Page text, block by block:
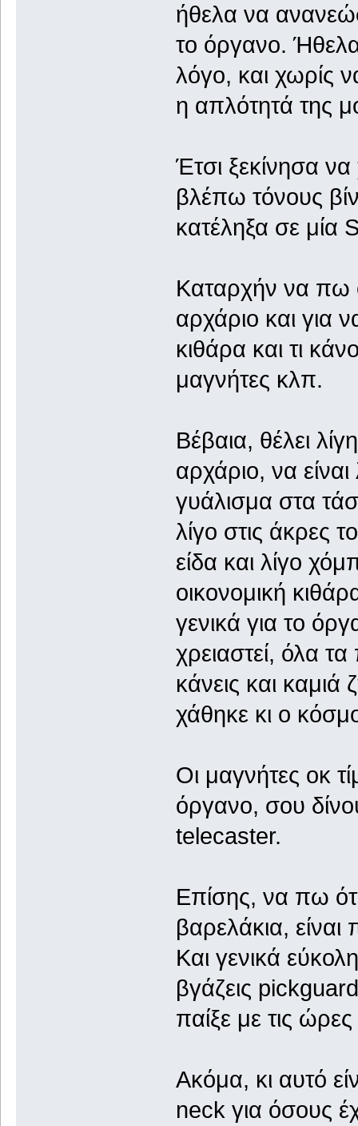
ήθελα να
το όργανο. Ήθελα
λόγο, και χωρίς
η απλότητά της
Έτσι ξεκίνησα
βλέπω τόνους
κατέληξα σε μία
Καταρχήν να πω
αρχάριο και για
κιθάρα και τι
μαγνήτες κλπ.
Βέβαια, θέλει
αρχάριο, να
γυάλισμα στα
λίγο στις άκρες
είδα και λίγο
οικονομική
γενικά για το
χρειαστεί, όλα
κάνεις και
χάθηκε κι ο
Οι μαγνήτες οκ
όργανο, σου
telecaster.
Επίσης, να πω
βαρελάκια,
Και γενικά
βγάζεις
παίξε με τις
Ακόμα, κι αυτό
neck για όσους